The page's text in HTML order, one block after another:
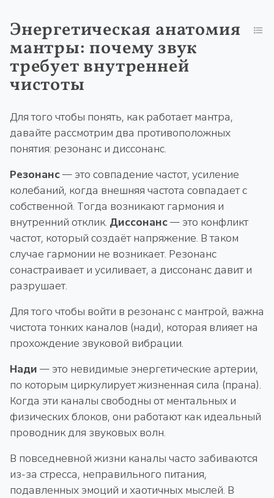
Энергетическая анатомия
мантры: почему звук
требует внутренней
чистоты
Для того чтобы понять, как работает мантра,
давайте рассмотрим два противоположных
понятия: резонанс и диссонанс.
Резонанс— это совпадение частот, усиление
колебаний, когда внешняя частота совпадает с
собственной. Тогда возникают гармония и
внутренний отклик. Диссонанс— это конфликт
частот, который создаёт напряжение. В таком
случае гармонии не возникает. Резонанс
сонастраивает и усиливает, а диссонанс давит и
разрушает.
Для того чтобы войти в резонанс с мантрой, важна
чистота тонких каналов (нади), которая влияет на
прохождение звуковой вибрации.
Нади — это невидимые энергетические артерии,
по которым циркулирует жизненная сила (прана).
Когда эти каналы свободны от ментальных и
физических блоков, они работают как идеальный
проводник для звуковых волн.
В повседневной жизни каналы часто забиваются
из-за стресса, неправильного питания,
подавленных эмоций и хаотичных мыслей. В